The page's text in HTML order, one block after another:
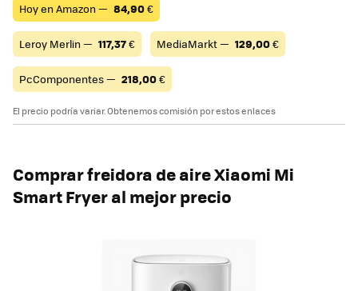
Hoy en Amazon — 84,90€
Leroy Merlin — 117,37€ MediaMarkt — 129,00€
PcComponentes — 218,00€
El precio podría variar. Obtenemos comisión por estos enlaces
Comprar freidora de aire Xiaomi Mi
Smart Fryer al mejor precio